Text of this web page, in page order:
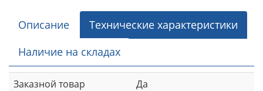
Описание
Технические характеристики
Наличие на складах
Заказной товар
Да